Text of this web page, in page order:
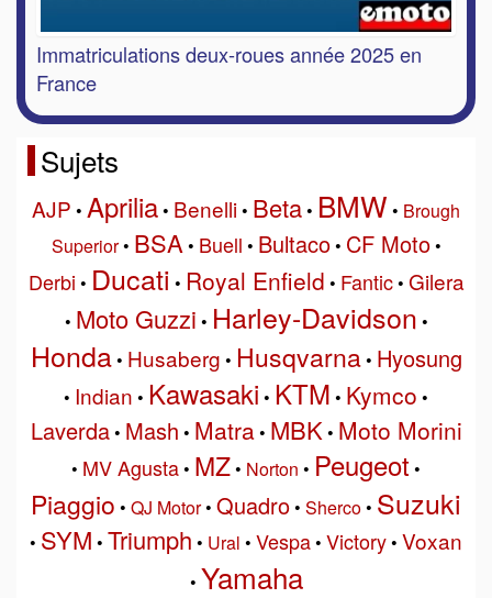
Immatriculations deux-roues année 2025 en
France
Sujets
AJP • Aprilia• Benelli• Beta• BMW • Brough
Superior• BSA• Buell • Bultaco• CF Moto•
Derbi • Ducati • Royal Enfield • Fantic• Gilera
• Moto Guzzi • Harley-Davidson •
Honda• Husaberg • Husqvarna• Hyosung
• Indian • Kawasaki • KTM • Kymco •
Laverda• Mash • Matra• MBK• Moto Morini
• MV Agusta• MZ• Norton • Peugeot •
Piaggio • QJ Motor• Quadro• Sherco• Suzuki
• SYM • Triumph • Ural • Vespa• Victory• Voxan
• Yamaha